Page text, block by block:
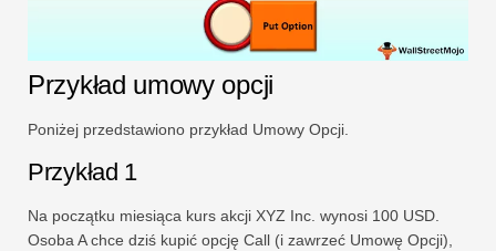
Przykład umowy opcji
Poniżej przedstawiono przykład Umowy Opcji.
Przykład 1
Na początku miesiąca kurs akcji XYZ Inc. wynosi 100 USD.
Osoba A chce dziś kupić opcję Call (i zawrzeć Umowę Opcji),